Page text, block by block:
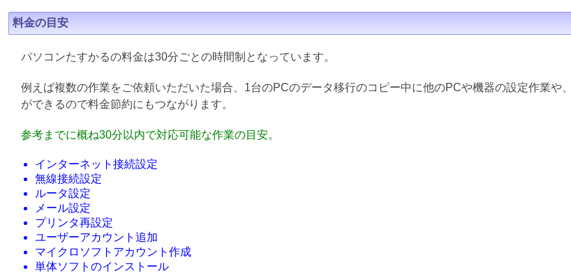
料金の目安
パソコンたすかるの料金は30分ごとの時間制となっています。
例えば複数の作業をご依頼いただいた場合、1台のPCのデータ移行のコピー中に他のPCや機器の設定作業や
ができるので料金節約にもつながります。
参考までに概ね30分以内で対応可能な作業の目安。
インターネット接続設定
無線接続設定
ルータ設定
メール設定
プリンタ再設定
ユーザーアカウント追加
マイクロソフトアカウント作成
単体ソフトのインストール